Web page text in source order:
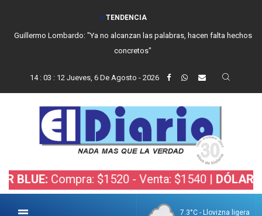
TENDENCIA
Guillermo Lombardo: "Ya no alcanzan las palabras, hacen falta hechos
concretos"
14: 03 : 13 Jueves, 6 De Agosto - 2026
Compra: $1520 - Venta: $1540 |DÓLAR
7.3°C - Llovizna ligera